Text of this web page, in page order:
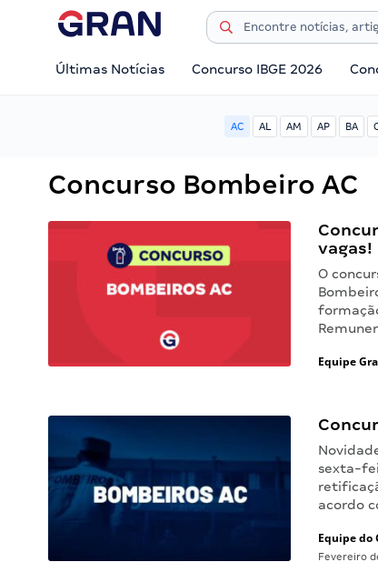
Últimas Notícias Concurso IBGE 2026
AC AL AM AP BA
Concurso Bombeiro AC
vagas!
O
Equipe
sexta-
acordo
Equipe do
Fevereiro